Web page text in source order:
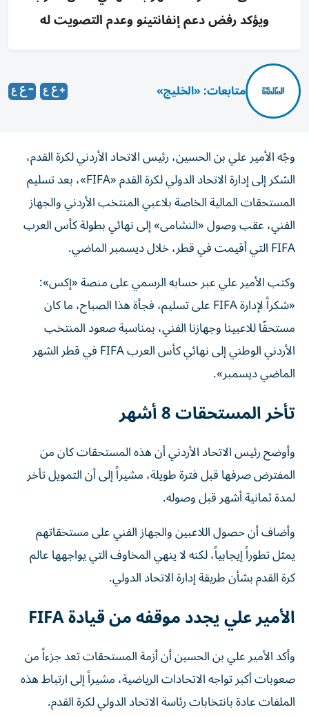
ويؤكد رفض دعم إنفانتينو وعدم التصويت له
متابعات: «الخليج»
وجّه الأمير علي بن الحسين، رئيس الاتحاد الأردني لكرة القدم،
الشكر إلى إدارة الاتحاد الدولي لكرة القدم «FIFA»، بعد تسليم
المستحقات المالية الخاصة بلاعبي المنتخب الأردني والجهاز
الفني، عقب وصول «النشامى» إلى نهائي بطولة كأس العرب
FIFA التي أقيمت في قطر، خلال ديسمبر الماضي.
وكتب الأمير علي عبر حسابه الرسمي على منصة «إكس»:
«شكراً لإدارة FIFA على تسليم، فجأة هذا الصباح، ما كان
مستحقّا للاعبينا وجهازنا الفني، بمناسبة صعود المنتخب
الأردني الوطني إلى نهائي كأس العرب FIFA في قطر الشهر
الماضي ديسمبر».
تأخر المستحقات 8 أشهر
وأوضح رئيس الاتحاد الأردني أن هذه المستحقات كان من
المفترض صرفها قبل فترة طويلة، مشيراً إلى أن التمويل تأخر
لمدة ثمانية أشهر قبل وصوله.
وأضاف أن حصول اللاعبين والجهاز الفني على مستحقاتهم
يمثل تطوراً إيجابياً، لكنه لا ينهي المخاوف التي يواجهها عالم
كرة القدم بشأن طريقة إدارة الاتحاد الدولي.
الأمير علي يجدد موقفه من قيادة FIFA
وأكد الأمير علي بن الحسين أن أزمة المستحقات تعد جزءاً من
صعوبات أكبر تواجه الاتحادات الرياضية، مشيراً إلى ارتباط هذه
الملفات عادة بانتخابات رئاسة الاتحاد الدولي لكرة القدم.